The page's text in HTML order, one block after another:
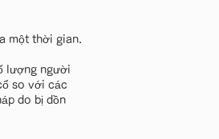
một thời gian.
lượng người
so với các
do bị dồn